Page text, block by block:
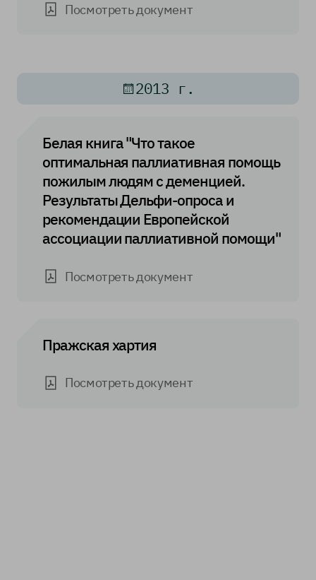
Посмотреть документ
2013 г.
Белая книга "Что такое
оптимальная паллиативная помощь
пожилым людям с деменцией.
Результаты Дельфи-опроса и
рекомендации Европейской
ассоциации паллиативной помощи"
Посмотреть документ
Пражская хартия
Посмотреть документ